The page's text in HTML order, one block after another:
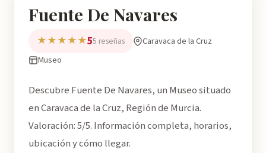
Fuente De Navares
★★★★★55 reseñas
Caravaca de la Cruz
Museo
Descubre Fuente De Navares, un Museo situado
en Caravaca de la Cruz, Región de Murcia.
Valoración: 5/5. Información completa, horarios,
ubicación y cómo llegar.